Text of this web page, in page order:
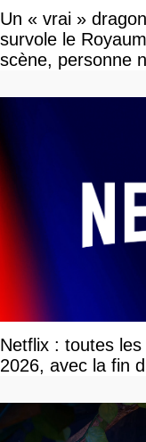
Un « vrai »
survole le
scène, personne
Netflix : toutes
2026, avec la fin